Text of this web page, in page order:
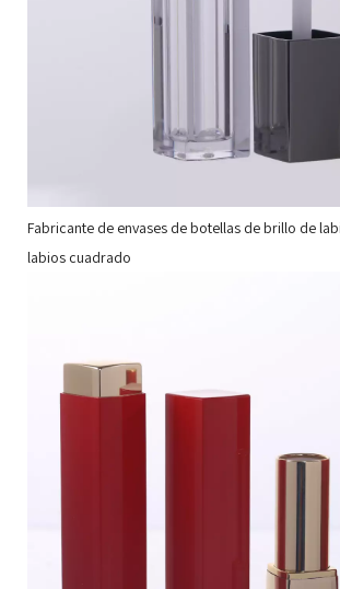
Fabricante de envases de botellas de brillo de
labios cuadrado